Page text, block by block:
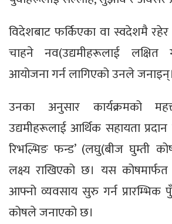
विदेशबाट फर्किएका वा स्वदेशमै रहेर
चाहने नव(उद्यमीहरूलाई लक्षित
आयोजना गर्न लागिएको उनले जनाइन्।
उनका अनुसार कार्यक्रमको
उद्यमीहरूलाई आर्थिक सहायता प्रदान
रिभल्भिङ फन्ड’ (लघु(बीज घुम्ती
लक्ष्य राखिएको छ। यस कोषमार्फत
आफ्नो व्यवसाय सुरु गर्न प्रारम्भिक
कोषले जनाएको छ।